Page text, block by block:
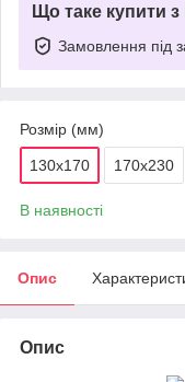
Що таке купити
Замовлення під
Розмір (мм)
130х170 170х230
В наявності
Опис
Опис